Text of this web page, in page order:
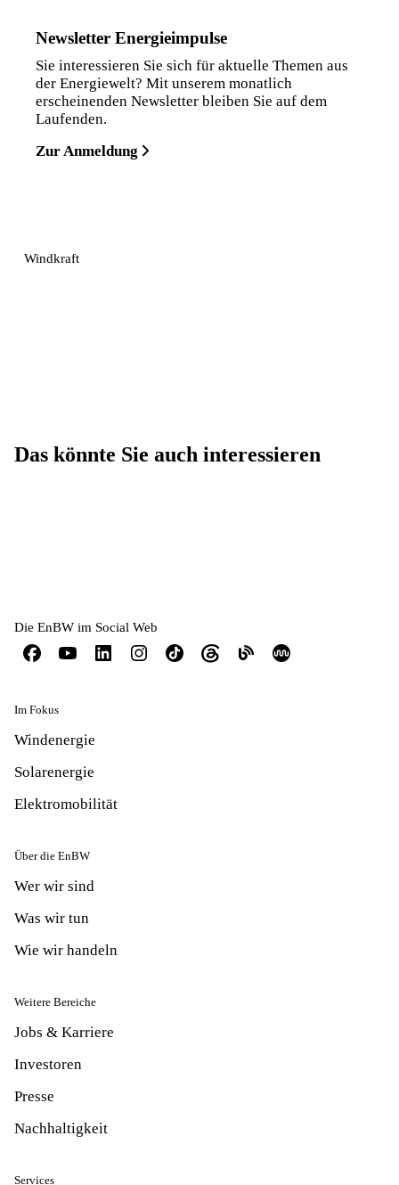
Newsletter Energieimpulse
Sie interessieren Sie sich für aktuelle Themen aus
der Energiewelt? Mit unserem monatlich
erscheinenden Newsletter bleiben Sie auf dem
Laufenden.
Zur Anmeldung
Windkraft
Das könnte Sie auch interessieren
Die EnBW im Social Web
Im Fokus
Windenergie
Solarenergie
Elektromobilität
Über die EnBW
Wer wir sind
Was wir tun
Wie wir handeln
Weitere Bereiche
Jobs & Karriere
Investoren
Presse
Nachhaltigkeit
Services